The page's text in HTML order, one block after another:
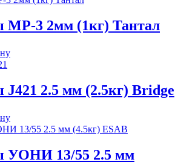
МР-3 2мм (1кг) Тантал
J421 2.5 мм (2.5кг) Bridge
УОНИ 13/55 2.5 мм